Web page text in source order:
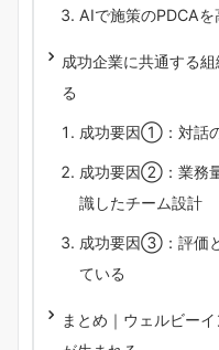
AIで施策のPDCAを
成功企業に共通する
る
成功要因①：対話
成功要因②：業務
識したチーム設計
成功要因③：評価
ている
まとめ｜ウェルビー